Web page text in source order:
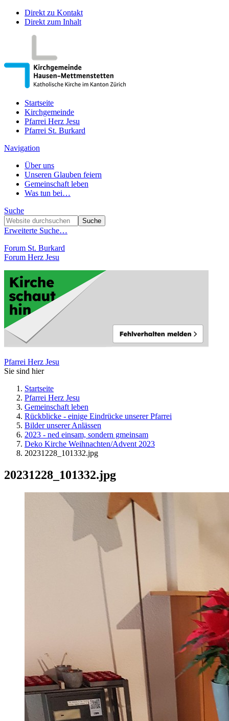
Direkt zu Kontakt
Direkt zum Inhalt
Startseite
Kirchgemeinde
Pfarrei Herz Jesu
Pfarrei St. Burkard
Navigation
Über uns
Unseren Glauben feiern
Gemeinschaft leben
Was tun bei…
Suche
Erweiterte Suche…
Forum St. Burkard
Forum Herz Jesu
Pfarrei Herz Jesu
Sie sind hier
Startseite
Pfarrei Herz Jesu
Gemeinschaft leben
Rückblicke - einige Eindrücke unserer Pfarrei
Bilder unserer Anlässen
2023 - ned einsam, sondern gmeinsam
Deko Kirche Weihnachten/Advent 2023
20231228_101332.jpg
20231228_101332.jpg